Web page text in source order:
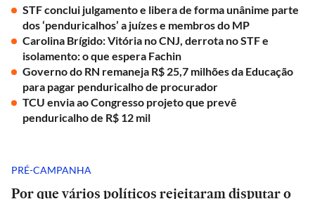
STF conclui julgamento e libera de forma unânime parte
dos ‘penduricalhos’ a juízes e membros do MP
Carolina Brígido: Vitória no CNJ, derrota no STF e
isolamento: o que espera Fachin
Governo do RN remaneja R$ 25,7 milhões da Educação
para pagar penduricalho de procurador
TCU envia ao Congresso projeto que prevê
penduricalho de R$ 12 mil
PRÉ-CAMPANHA
Por que vários políticos rejeitaram disputar o